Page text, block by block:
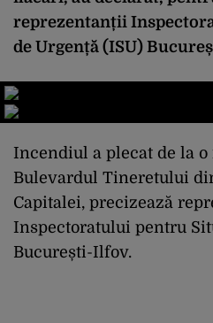
reprezentanții
de Urgență (ISU)
Incendiul a plecat de la o
Bulevardul Tineretului
Capitalei, precizează
Inspectoratului pentru
București-Ilfov.